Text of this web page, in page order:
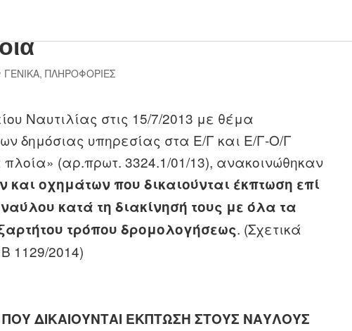
έκπτωση στα
ΓΕΝΙΚΑ,ΠΛΗΡΟΦΟΡΙΕΣ
Ναυτιλίας στις 15/7/2013 με θέμα
δημόσιας υπηρεσίας στα Ε/Γ και Ε/Γ-Ο/Γ
(αρ.πρωτ. 3324.1/01/13), ανακοινώθηκαν
οχημάτων που δικαιούνται έκπτωση επί
κατά τη διακίνησή τους με όλα τα
τρόπου δρομολογήσεως. (Σχετικά
1129/2014)
ΔΙΚΑΙΟΥΝΤΑΙ ΕΚΠΤΩΣΗ ΣΤΟΥΣ ΝΑΥΛΟΥΣ